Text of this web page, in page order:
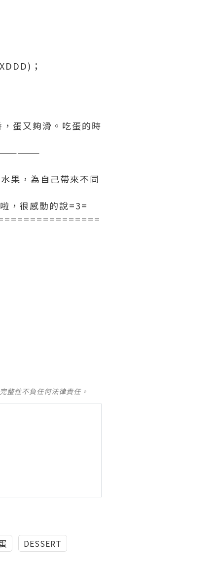
；
蛋又夠滑。吃蛋的時
果，為自己帶來不同
，很感動的說=3=
整性不負任何法律責任。
DESSERT